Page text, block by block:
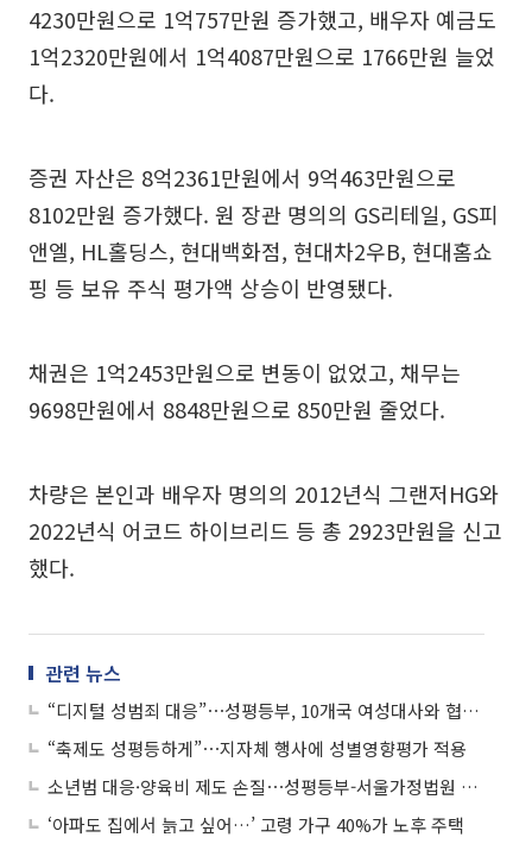
4230만원으로 1억757만원 증가했고, 배우자 예금도
1억2320만원에서 1억4087만원으로 1766만원 늘었
다.
증권 자산은 8억2361만원에서 9억463만원으로
8102만원 증가했다. 원 장관 명의의 GS리테일, GS피
앤엘, HL홀딩스, 현대백화점, 현대차2우B, 현대홈쇼
핑 등 보유 주식 평가액 상승이 반영됐다.
채권은 1억2453만원으로 변동이 없었고, 채무는
9698만원에서 8848만원으로 850만원 줄었다.
차량은 본인과 배우자 명의의 2012년식 그랜저HG와
2022년식 어코드 하이브리드 등 총 2923만원을 신고
했다.
관련 뉴스
“디지털 성범죄 대응”⋯성평등부, 10개국 여성대사와 협력 논의
“축제도 성평등하게”⋯지자체 행사에 성별영향평가 적용
소년범 대응·양육비 제도 손질⋯성평등부-서울가정법원 협력 강화
‘아파도 집에서 늙고 싶어…’ 고령 가구 40%가 노후 주택